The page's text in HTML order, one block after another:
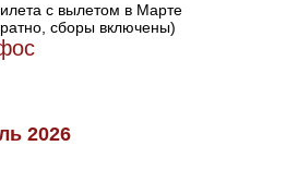
с вылетом в Марте
сборы включены)
2026